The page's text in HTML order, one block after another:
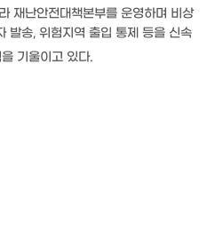
재난안전대책본부를 운영하며 비상
발송, 위험지역 출입 통제 등을 신속
기울이고 있다.